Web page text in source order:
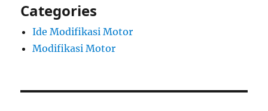
Categories
Ide Modifikasi Motor
Modifikasi Motor